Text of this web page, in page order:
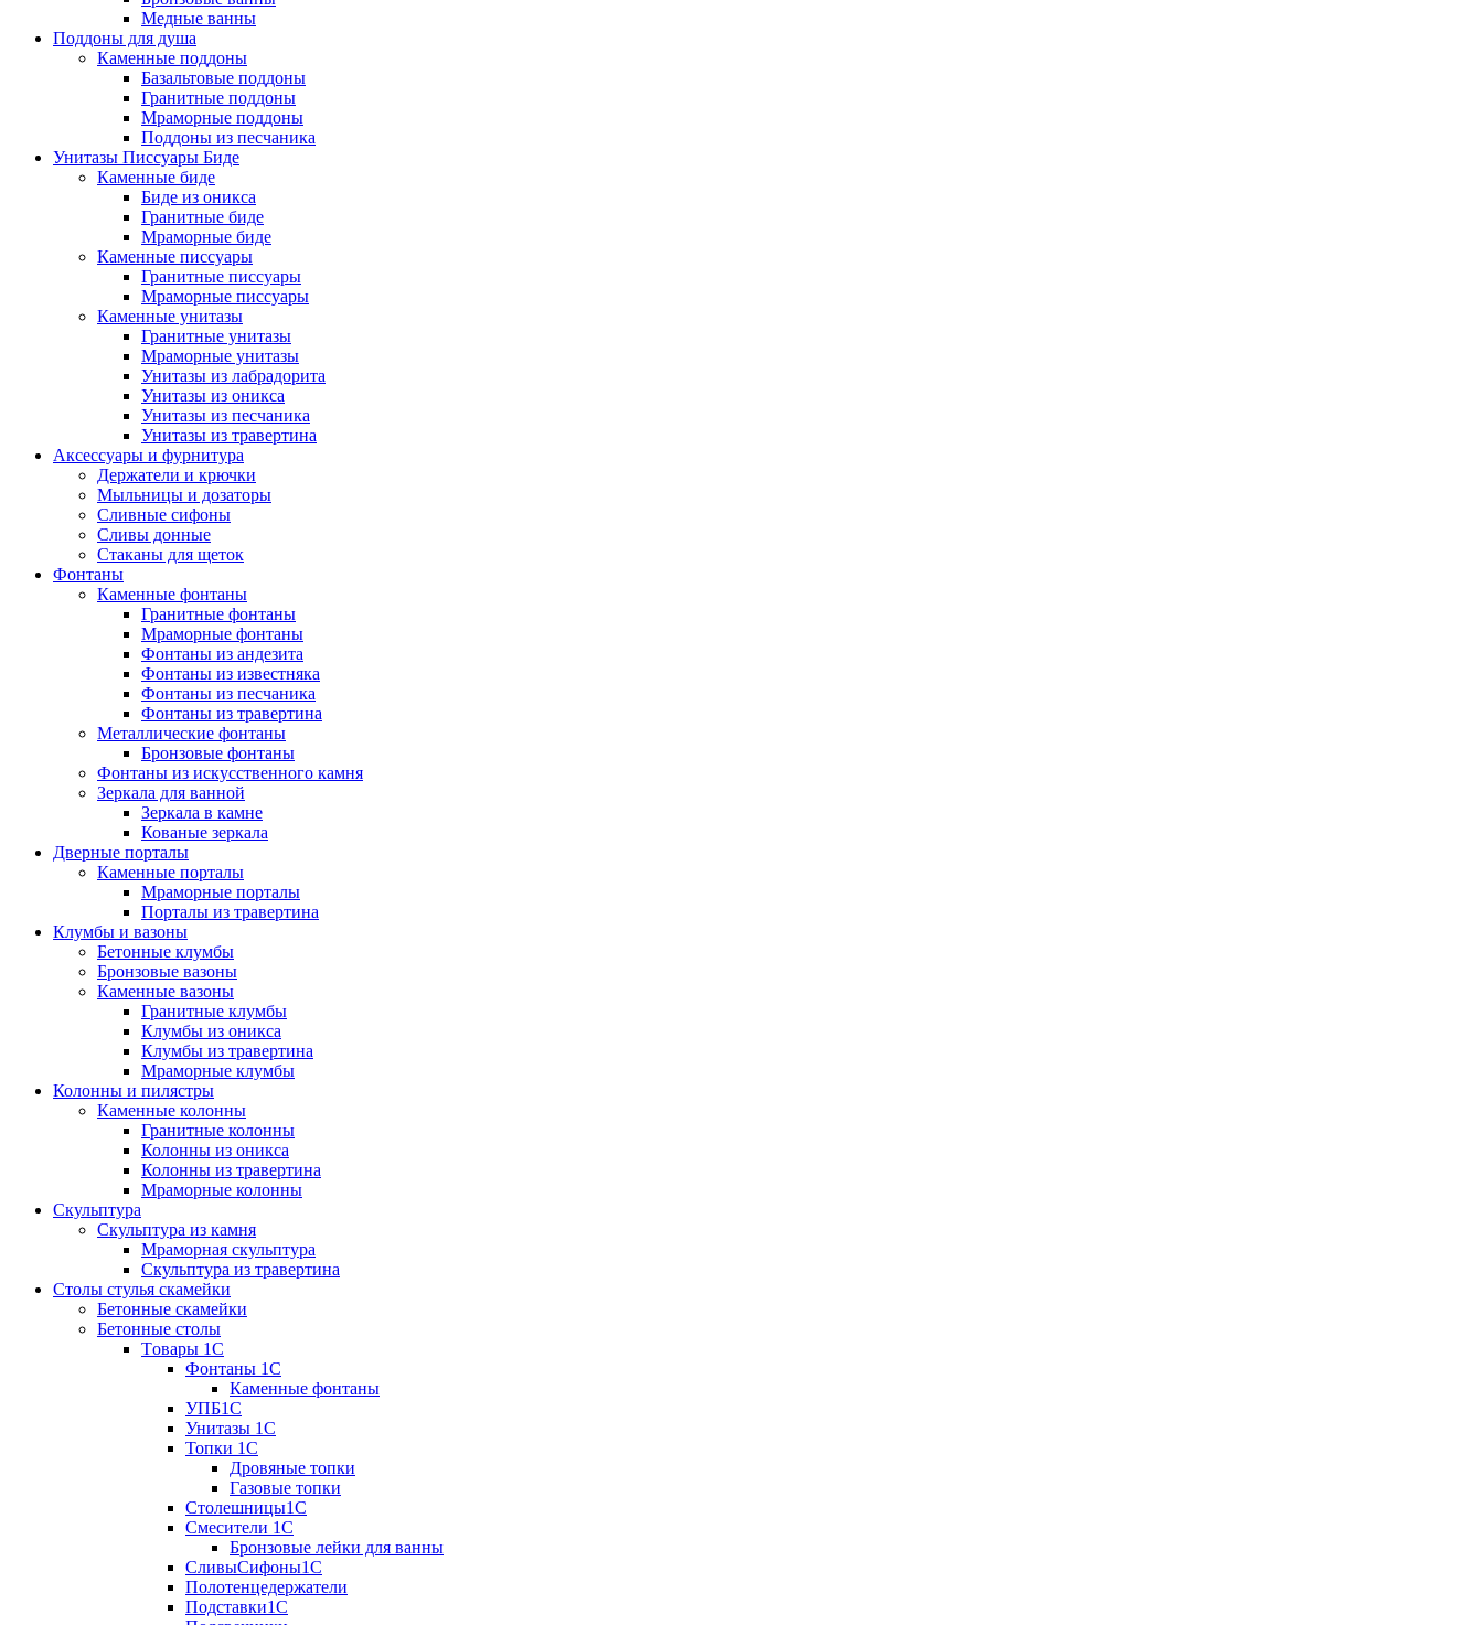
Медные ванны
Поддоны для душа
Каменные поддоны
Базальтовые поддоны
Гранитные поддоны
Мраморные поддоны
Поддоны из песчаника
Унитазы Писсуары Биде
Каменные биде
Биде из оникса
Гранитные биде
Мраморные биде
Каменные писсуары
Гранитные писсуары
Мраморные писсуары
Каменные унитазы
Гранитные унитазы
Мраморные унитазы
Унитазы из лабрадорита
Унитазы из оникса
Унитазы из песчаника
Унитазы из травертина
Аксессуары и фурнитура
Держатели и крючки
Мыльницы и дозаторы
Сливные сифоны
Сливы донные
Стаканы для щеток
Фонтаны
Каменные фонтаны
Гранитные фонтаны
Мраморные фонтаны
Фонтаны из андезита
Фонтаны из известняка
Фонтаны из песчаника
Фонтаны из травертина
Металлические фонтаны
Бронзовые фонтаны
Фонтаны из искусственного камня
Зеркала для ванной
Зеркала в камне
Кованые зеркала
Дверные порталы
Каменные порталы
Мраморные порталы
Порталы из травертина
Клумбы и вазоны
Бетонные клумбы
Бронзовые вазоны
Каменные вазоны
Гранитные клумбы
Клумбы из оникса
Клумбы из травертина
Мраморные клумбы
Колонны и пилястры
Каменные колонны
Гранитные колонны
Колонны из оникса
Колонны из травертина
Мраморные колонны
Скульптура
Скульптура из камня
Мраморная скульптура
Скульптура из травертина
Столы стулья скамейки
Бетонные скамейки
Бетонные столы
Tовары 1C
Фонтаны 1C
Каменные фонтаны
УПБ1С
Унитазы 1С
Топки 1С
Дровяные топки
Газовые топки
Столешницы1С
Смесители 1С
Бронзовые лейки для ванны
СливыСифоны1С
Полотенцедержатели
Подставки1С